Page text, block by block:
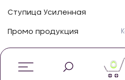
Ступица Усиленная
Промо продукция
0